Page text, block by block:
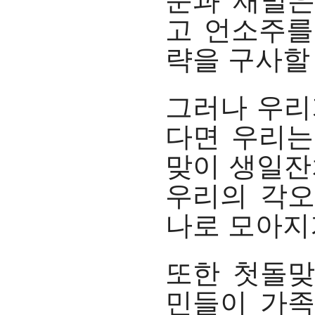
고 언소주
략을 구사
그러나 우
다면 우리
맞이 생일
우리의 각
나로 모아
또한 첫돌
민들이 가